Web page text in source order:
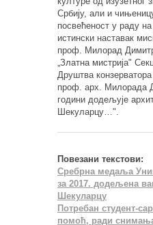
Србију, али и
посвећеност у раду
истински наставак
проф. Милорад
„Златна мистријаʺ
Друштва
проф. арх. Милорада
години додељује
Шекуларцу…ʺ.
Повезани текстови:
Сребрна медаља
за 2017. додељена
Шекуларцу
Потребан студент-
помоћ, ради